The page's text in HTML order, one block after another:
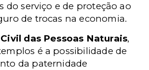
do serviço e de proteção ao
de trocas na economia.
das Pessoas Naturais,
é a possibilidade de
da paternidade